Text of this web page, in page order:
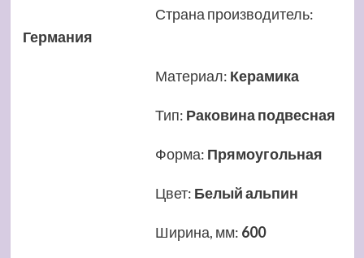
Страна производитель:
Германия
Материал: Керамика
Тип: Раковина подвесная
Форма: Прямоугольная
Цвет: Белый альпин
Ширина, мм: 600